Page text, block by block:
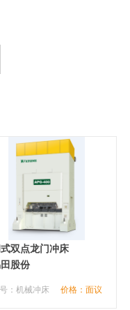
双点龙门冲床
股份
：机械冲床 价格：面议